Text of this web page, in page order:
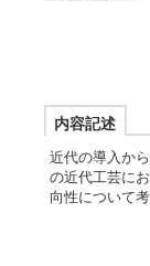
内容記述
近代の導入か
の近代工芸に
向性について